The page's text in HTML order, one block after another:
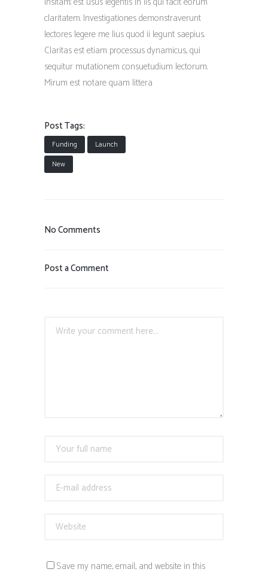
claritatem. Investigationes demonstraverunt
lectores legere me lius quod ii legunt saepius.
Claritas est etiam processus dynamicus, qui
sequitur mutationem consuetudium lectorum.
Mirum est notare quam littera
Post Tags:
Funding
Launch
New
No Comments
Post a Comment
Save my name, email, and website in this